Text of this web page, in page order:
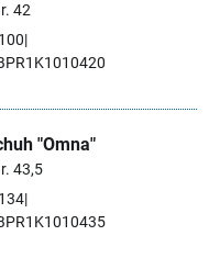
42
"Omna"
43,5